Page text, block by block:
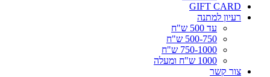
GIFT CARD
רעיון למתנה
עד 500 ש"ח
500-750 ש"ח
750-1000 ש"ח
1000 ש"ח ומעלה
צור קשר